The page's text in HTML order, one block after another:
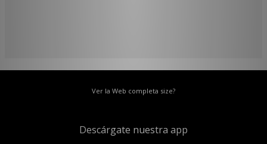
Ver la Web completa size?
Descárgate nuestra app